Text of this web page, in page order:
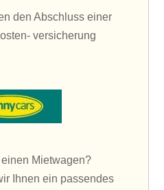
den Abschluss einer
versicherung
Mietwagen?
Ihnen ein passendes